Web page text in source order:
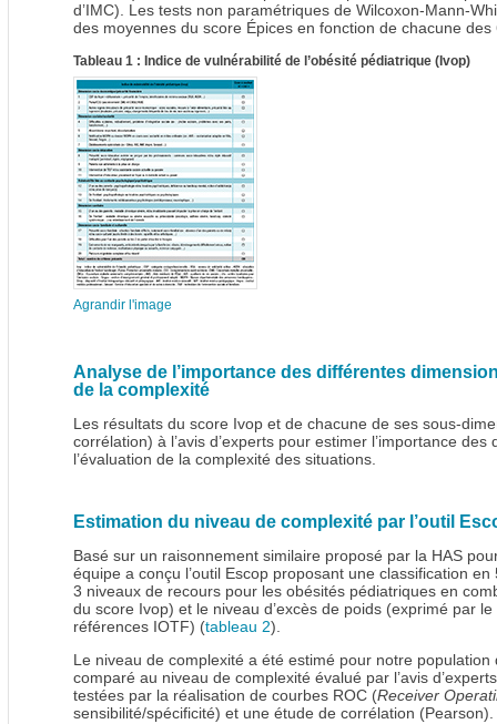
d’IMC). Les tests non paramétriques de Wilcoxon-Mann-
des moyennes du score Épices en fonction de chacune
Tableau 1 : Indice de vulnérabilité de l’obésité pédiatrique (Ivop)
Agrandir l'image
Analyse de l’importance des différentes
de la complexité
Les résultats du score Ivop et de chacune de ses sous-
corrélation) à l’avis d’experts pour estimer l’importance
l’évaluation de la complexité des situations.
Estimation du niveau de complexité par l’outil
Basé sur un raisonnement similaire proposé par la HAS
équipe a conçu l’outil Escop proposant une classification
3 niveaux de recours pour les obésités pédiatriques en
du score Ivop) et le niveau d’excès de poids (exprimé par
références IOTF) (tableau 2).
Le niveau de complexité a été estimé pour notre population
comparé au niveau de complexité évalué par l’avis
testées par la réalisation de courbes ROC (Receiver
sensibilité/spécificité) et une étude de corrélation (Pearson).